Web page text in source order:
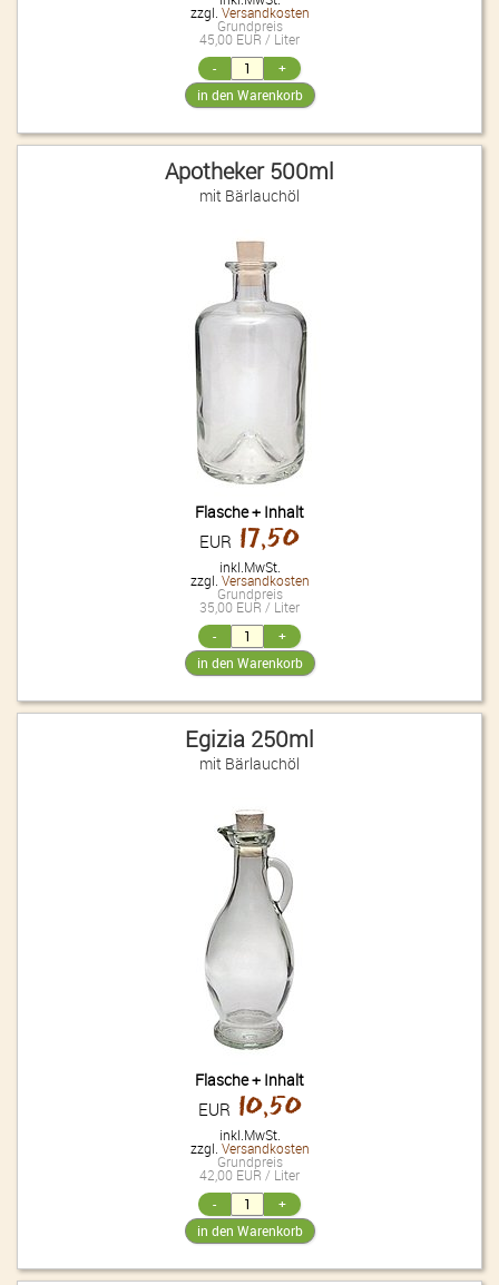
zzgl. Versandkosten
Grundpreis
45,00 EUR / Liter
Apotheker 500ml
mit Bärlauchöl
Flasche + Inhalt
EUR 17,50
inkl.MwSt.
zzgl. Versandkosten
Grundpreis
35,00 EUR / Liter
Egizia 250ml
mit Bärlauchöl
Flasche + Inhalt
EUR 10,50
inkl.MwSt.
zzgl. Versandkosten
Grundpreis
42,00 EUR / Liter